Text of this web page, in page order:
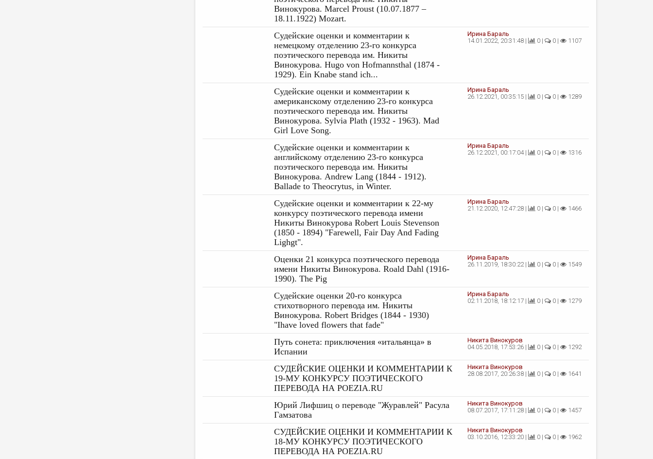
Винокурова. Marcel Proust (10.07.1877 –
18.11.1922) Mozart.
Судейские оценки и комментарии к
немецкому отделению 23-го конкурса
поэтического перевода им. Никиты
Винокурова. Hugo von Hofmannsthal (1874 -
1929). Ein Knabe stand ich...
Ирина Бараль
14.01.2022, 20:31:48 |
0 | 0 | 1107
Судейские оценки и комментарии к
американскому отделению 23-го конкурса
поэтического перевода им. Никиты
Винокурова. Sylvia Plath (1932 - 1963). Mad
Girl Love Song.
Ирина Бараль
26.12.2021, 00:35:15 |
0 | 0 | 1289
Судейские оценки и комментарии к
английскому отделению 23-го конкурса
поэтического перевода им. Никиты
Винокурова. Andrew Lang (1844 - 1912).
Ballade to Theocrytus, in Winter.
Ирина Бараль
26.12.2021, 00:17:04 |
0 | 0 | 1316
Судейские оценки и комментарии к 22-му
конкурсу поэтического перевода имени
Никиты Винокурова Robert Louis Stevenson
(1850 - 1894) "Farewell, Fair Day And Fading
Lighgt".
Ирина Бараль
21.12.2020, 12:47:28 |
0 | 0 | 1466
Оценки 21 конкурса поэтического перевода
имени Никиты Винокурова. Roald Dahl (1916-
1990). The Pig
Ирина Бараль
26.11.2019, 18:30:22 |
0 | 0 | 1549
Судейские оценки 20-го конкурса
стихотворного перевода им. Никиты
Винокурова. Robert Bridges (1844 - 1930)
"Ihave loved flowers that fade"
Ирина Бараль
02.11.2018, 18:12:17 |
0 | 0 | 1279
Путь сонета: приключения «итальянца» в
Испании
Никита Винокуров
04.05.2018, 17:53:26 |
0 | 0 | 1292
СУДEЙСКИЕ ОЦЕНКИ И КОММЕНТАРИИ К
19-МУ КОНКУРСУ ПОЭТИЧЕСКОГО
ПЕРЕВОДА НА POEZIA.RU
Никита Винокуров
28.08.2017, 20:26:38 |
0 | 0 | 1641
Юрий Лифшиц о переводе "Журавлей" Расула
Гамзатова
Никита Винокуров
08.07.2017, 17:11:28 |
0 | 0 | 1457
СУДEЙСКИЕ ОЦЕНКИ И КОММЕНТАРИИ К
18-МУ КОНКУРСУ ПОЭТИЧЕСКОГО
ПЕРЕВОДА НА POEZIA.RU
Никита Винокуров
03.10.2016, 12:33:20 |
0 | 0 | 1962